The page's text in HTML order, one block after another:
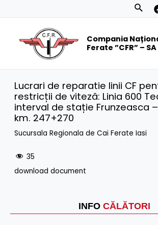
Compania
Ferate ”CFR” – SA
INFO CĂLĂTORI
Lucrari de reparatie linii CF
restricții de viteză: Linia 600
interval de stație Frunzeasca –
km. 247+270
Sucursala Regionala de Cai Ferate Iasi
35
download document